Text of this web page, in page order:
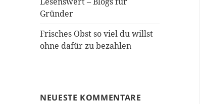
Gründer
Frisches Obst so viel du willst
ohne dafür zu bezahlen
NEUESTE KOMMENTARE